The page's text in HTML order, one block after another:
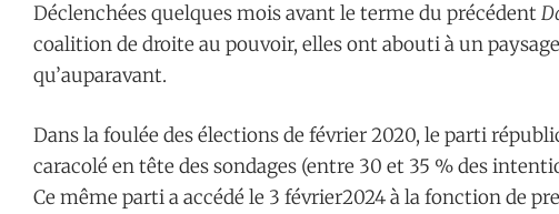
Déclenchées quelques mois avant le terme du précédent
coalition de droite au pouvoir, elles ont abouti à un
qu’auparavant.
Dans la foulée des élections de février 2020, le parti
caracolé en tête des sondages (entre 30 et 35 % des
Ce même parti a accédé le 3 février2024 à la fonction de